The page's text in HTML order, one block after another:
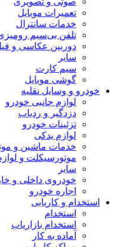
تعمیرات موبایل
خدمات سانترال
تلفن بی‌سیم
دوربین عکاسی و
سایر
سیم کارت
گوشی موبایل
خودرو و وسایل نقلیه
لوازم جانبی خودرو
دزدگیر و ردیاب
تزئینات خودرو
لوازم یدکی
خدمات ماشین و
موتورسیکلت و
سایر
خودروی داخلی و
اجاره خودرو
استخدام و کاریابی
استخدام
استخدام بازاریاب
آماده به کار